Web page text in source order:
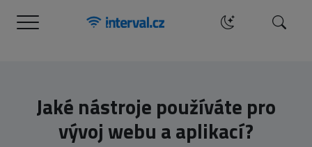
Menu Hledat
Jaké nástroje používáte pro
vývoj webu a aplikací?